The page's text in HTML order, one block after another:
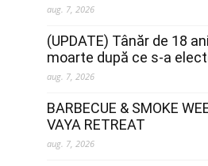
aug. 7, 2026
(UPDATE) Tânăr de 18
moarte după ce s-a
aug. 7, 2026
BARBECUE & SMOKE
VAYA RETREAT
aug. 7, 2026